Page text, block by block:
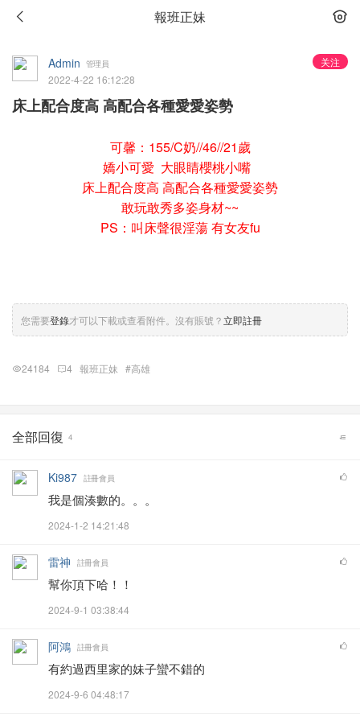
報班正妹
关注
Admin 管理員
2022-4-22 16:12:28
床上配合度高 高配合各種愛愛姿勢
可馨：155/C奶//46//21歲
嬌小可愛 大眼睛櫻桃小嘴
床上配合度高 高配合各種愛愛姿勢
敢玩敢秀多姿身材~~
PS：叫床聲很淫蕩 有女友fu
您需要登錄才可以下載或查看附件。沒有賬號？立即註冊
24184 4 報班正妹 #高雄
全部回復 4
Ki987 註冊會員
我是個湊數的。。。
2024-1-2 14:21:48
雷神 註冊會員
幫你頂下哈！！
2024-9-1 03:38:44
阿鴻 註冊會員
有約過西里家的妹子蠻不錯的
2024-9-6 04:48:17